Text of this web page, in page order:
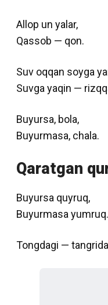
Allop un yalar,
Qassob — qon.
Suv oqqan soyga
Suvga yaqin —
Buyursa, bola,
Buyurmasa, chala.
Qaratgan
Buyursa quyruq,
Buyurmasa yumruq.
Tongdagi —